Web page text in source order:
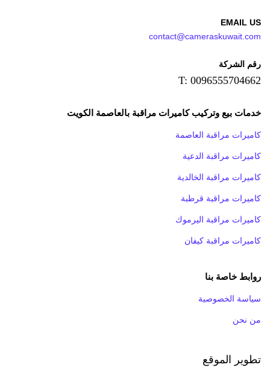
EMAIL US
contact@cameraskuwait.com
رقم الشركة
T: 0096555704662
خدمات بيع وتركيب كاميرات مراقبة بالعاصمة الكويت
كاميرات مراقبة العاصمة
كاميرات مراقبة الدعية
كاميرات مراقبة الخالدية
كاميرات مراقبة قرطبة
كاميرات مراقبة اليرموك
كاميرات مراقبة كيفان
روابط خاصة بنا
سياسة الخصوصية
من نحن
تطوير الموقع